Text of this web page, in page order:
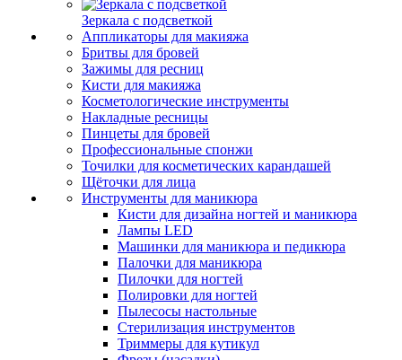
Зеркала с подсветкой
Аппликаторы для макияжа
Бритвы для бровей
Зажимы для ресниц
Кисти для макияжа
Косметологические инструменты
Накладные ресницы
Пинцеты для бровей
Профессиональные спонжи
Точилки для косметических карандашей
Щёточки для лица
Инструменты для маникюра
Кисти для дизайна ногтей и маникюра
Лампы LED
Машинки для маникюра и педикюра
Палочки для маникюра
Пилочки для ногтей
Полировки для ногтей
Пылесосы настольные
Стерилизация инструментов
Триммеры для кутикул